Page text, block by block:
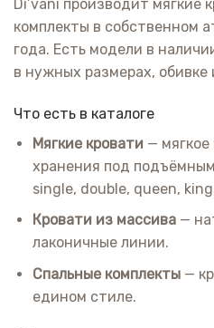
Di’vani производит мягкие
комплекты в собственном
года. Есть модели в
в нужных размерах, обивке
Что есть в каталоге
Мягкие кровати— мягкое
хранения под
single, double, queen,
Кровати из массива—
лаконичные линии.
Спальные комплекты—
едином стиле.